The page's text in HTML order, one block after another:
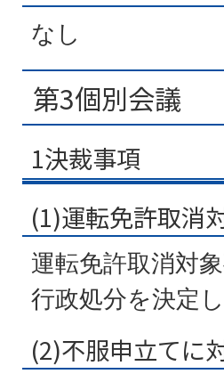
なし
第3個別会議
1決裁事項
(1)運転免許取消
運転免許取消対
行政処分を決定し
(2)不服申立てに